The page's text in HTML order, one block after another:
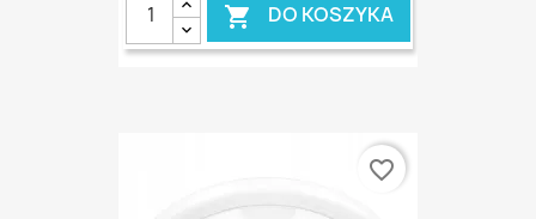
 DO KOSZYKA
favorite_border